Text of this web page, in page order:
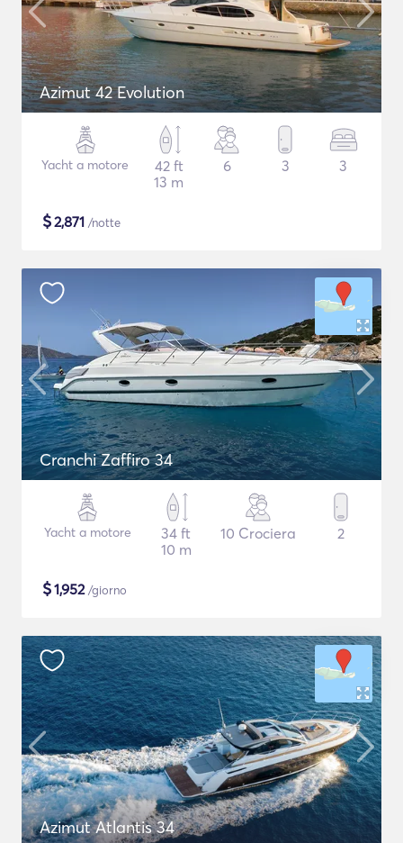
Azimut 42 Evolution
Yacht a motore
42 ft
13 m
6 3 3
$2,871 /notte
Cranchi Zaffiro 34
Yacht a motore
34 ft
10 m
10 Crociera 2
$1,952/giorno
Azimut Atlantis 34